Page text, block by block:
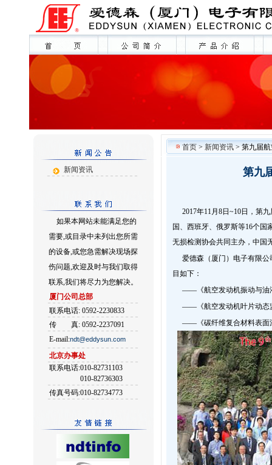
新闻资讯
如果本网站未能满足您的
需要,或目录中未列出您所需
的设备,或您急需解决现场探
伤问题,欢迎及时与我们取得
联系,我们将尽力为您解决。
厦门公司总部
联系电话: 0592-2230833
传
真: 0592-2237091
E-mail:ndt@eddysun.com
北京办事处
联系电话:010-82731103
010-82736303
传真号码:010-82734773
首页> 新闻资讯> 第九届航
第九
2017年11月8日~10日，第
国、西班牙、俄罗斯等16个国
无损检测协会共同主办，中国
爱德森（厦门）电子有限
目如下：
——《航空发动机振动与油
——《航空发动机叶片动态
——《碳纤维复合材料表面